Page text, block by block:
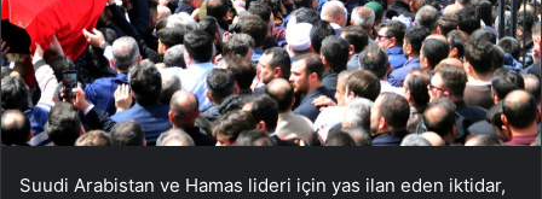
Suudi Arabistan ve Hamas lideri için yas ilan eden iktidar,